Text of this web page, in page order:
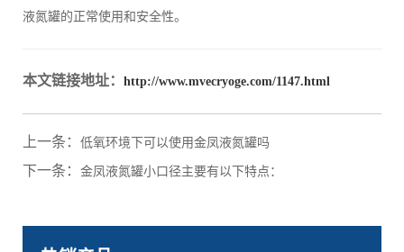
液氮罐的正常使用和安全性。
本文链接地址： http://www.mvecryoge.com/1147.html
上一条： 低氧环境下可以使用金凤液氮罐吗
下一条： 金凤液氮罐小口径主要有以下特点：